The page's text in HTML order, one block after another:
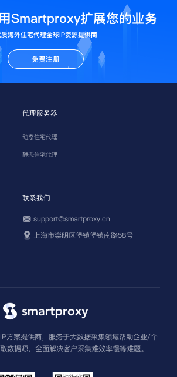
Smartproxy扩展您的业务
海外住宅代理全球IP资源提供商
免费注册
代理服务器
动态住宅代理
静态住宅代理
联系我们
support@smartproxy.cn
上海市崇明区堡镇堡镇南路58号
方案提供商，服务于大数据采集领域帮助企业/个
数据源，全面解决客户采集难效率慢等难题。